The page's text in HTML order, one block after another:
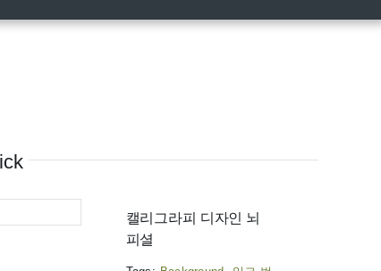
디자인
캘리그라피 디자인 뇌
피셜